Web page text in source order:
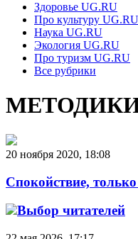
Здоровье UG.RU
Про культуру UG.RU
Наука UG.RU
Экология UG.RU
Про туризм UG.RU
Все рубрики
20 ноября 2020, 18:08
Спокойствие,
Выбор читателей